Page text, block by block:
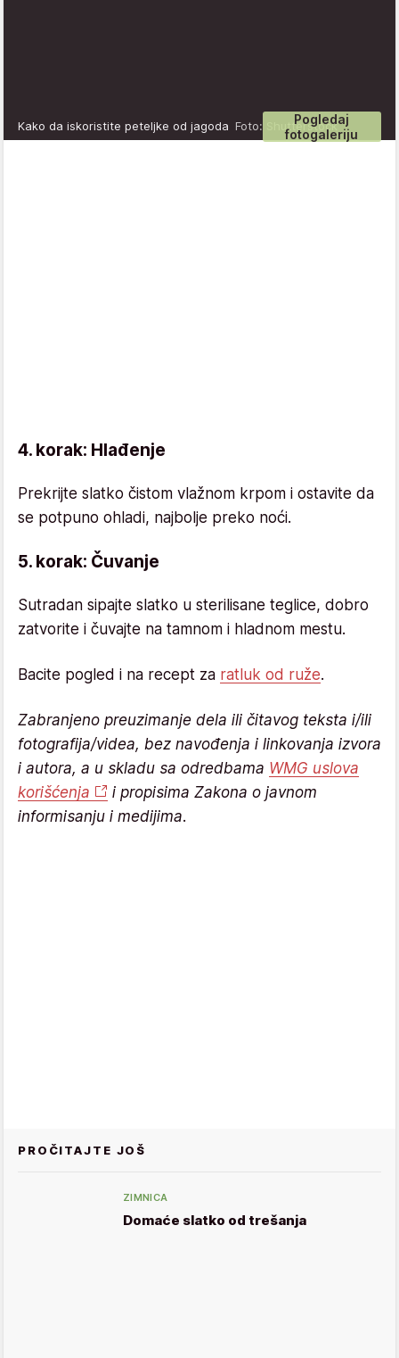
Pogledaj
fotogaleriju
Kako da iskoristite peteljke od jagoda Foto: Shutterstock
4. korak: Hlađenje
Prekrijte slatko čistom vlažnom krpom i ostavite da
se potpuno ohladi, najbolje preko noći.
5. korak: Čuvanje
Sutradan sipajte slatko u sterilisane teglice, dobro
zatvorite i čuvajte na tamnom i hladnom mestu.
Bacite pogled i na recept za ratluk od ruže.
Zabranjeno preuzimanje dela ili čitavog teksta i/ili
fotografija/videa, bez navođenja i linkovanja izvora
i autora, a u skladu sa odredbama WMG uslova
korišćenja
i propisima Zakona o javnom
informisanju i medijima.
PROČITAJTE JOŠ
ZIMNICA
Domaće slatko od trešanja